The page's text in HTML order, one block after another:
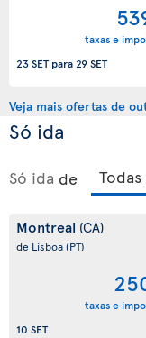
taxas e
23 SETpara29 SET
Veja mais ofertas de
Só ida
Só ida de
Montreal (CA)
de Lisboa(PT)
taxas e
10 SET